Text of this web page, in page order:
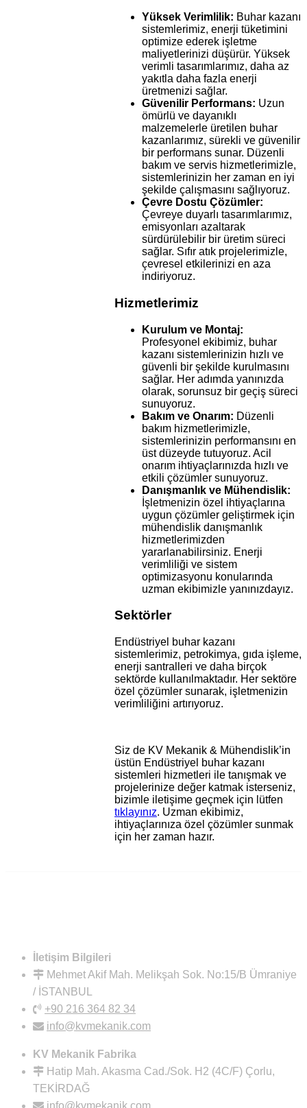
Yüksek Verimlilik: Buhar kazanı
sistemlerimiz, enerji tüketimini
optimize ederek işletme
maliyetlerinizi düşürür. Yüksek
verimli tasarımlarımız, daha az
yakıtla daha fazla enerji
üretmenizi sağlar.
Güvenilir Performans: Uzun
ömürlü ve dayanıklı
malzemelerle üretilen buhar
kazanlarımız, sürekli ve güvenilir
bir performans sunar. Düzenli
bakım ve servis hizmetlerimizle,
sistemlerinizin her zaman en iyi
şekilde çalışmasını sağlıyoruz.
Çevre Dostu Çözümler:
Çevreye duyarlı tasarımlarımız,
emisyonları azaltarak
sürdürülebilir bir üretim süreci
sağlar. Sıfır atık projelerimizle,
çevresel etkilerinizi en aza
indiriyoruz.
Hizmetlerimiz
Kurulum ve Montaj:
Profesyonel ekibimiz, buhar
kazanı sistemlerinizin hızlı ve
güvenli bir şekilde kurulmasını
sağlar. Her adımda yanınızda
olarak, sorunsuz bir geçiş süreci
sunuyoruz.
Bakım ve Onarım: Düzenli
bakım hizmetlerimizle,
sistemlerinizin performansını en
üst düzeyde tutuyoruz. Acil
onarım ihtiyaçlarınızda hızlı ve
etkili çözümler sunuyoruz.
Danışmanlık ve Mühendislik:
İşletmenizin özel ihtiyaçlarına
uygun çözümler geliştirmek için
mühendislik danışmanlık
hizmetlerimizden
yararlanabilirsiniz. Enerji
verimliliği ve sistem
optimizasyonu konularında
uzman ekibimizle yanınızdayız.
Sektörler
Endüstriyel buhar kazanı
sistemlerimiz, petrokimya, gıda işleme,
enerji santralleri ve daha birçok
sektörde kullanılmaktadır. Her sektöre
özel çözümler sunarak, işletmenizin
verimliliğini artırıyoruz.
Siz de KV Mekanik & Mühendislik’in
üstün Endüstriyel buhar kazanı
sistemleri hizmetleri ile tanışmak ve
projelerinize değer katmak isterseniz,
bizimle iletişime geçmek için lütfen
tıklayınız. Uzman ekibimiz,
ihtiyaçlarınıza özel çözümler sunmak
için her zaman hazır.
İletişim Bilgileri
Mehmet Akif Mah. Melikşah Sok. No:15/B Ümraniye
/ İSTANBUL
+90 216 364 82 34
info@kvmekanik.com
KV Mekanik Fabrika
Hatip Mah. Akasma Cad./Sok. H2 (4C/F) Çorlu,
TEKİRDAĞ
info@kvmekanik.com